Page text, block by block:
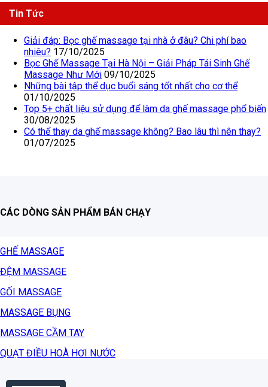
Tin Tức
Giải đáp: Bọc ghế massage tại nhà ở đâu? Chi phí bao
nhiêu? 17/10/2025
Bọc Ghế Massage Tại Hà Nội – Giải Pháp Tái Sinh Ghế
Massage Như Mới 09/10/2025
Những bài tập thể dục buổi sáng tốt nhất cho cơ thể
01/10/2025
Top 5+ chất liệu sử dụng để làm da ghế massage phổ biến
30/08/2025
Có thể thay da ghế massage không? Bao lâu thì nên thay?
01/07/2025
CÁC DÒNG SẢN PHẨM BÁN CHẠY
GHẾ MASSAGE
ĐỆM MASSAGE
GỐI MASSAGE
MASSAGE BỤNG
MASSAGE CẦM TAY
QUẠT ĐIỀU HOÀ HƠI NƯỚC